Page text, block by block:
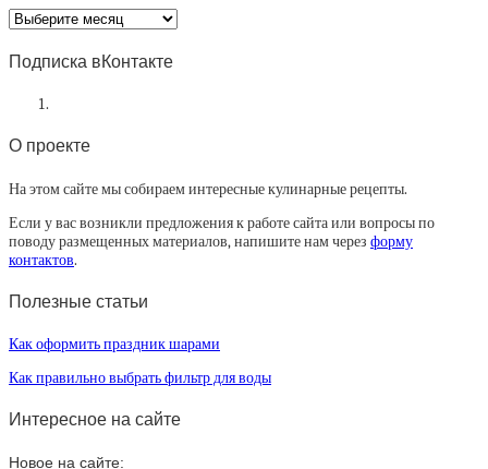
Архив
статей
Подписка вКонтакте
О проекте
На этом сайте мы собираем интересные кулинарные рецепты.
Если у вас возникли предложения к работе сайта или вопросы по
поводу размещенных материалов, напишите нам через форму
контактов.
Полезные статьи
Как оформить праздник шарами
Как правильно выбрать фильтр для воды
Интересное на сайте
Новое на сайте: